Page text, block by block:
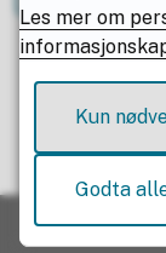
Les mer om
Kun
Godta